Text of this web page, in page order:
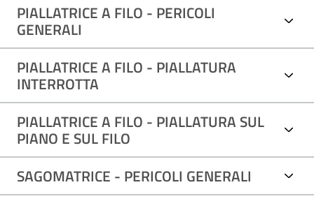
PIALLATRICE A FILO - PERICOLI
GENERALI
PIALLATRICE A FILO - PIALLATURA
INTERROTTA
PIALLATRICE A FILO - PIALLATURA SUL
PIANO E SUL FILO
SAGOMATRICE - PERICOLI GENERALI